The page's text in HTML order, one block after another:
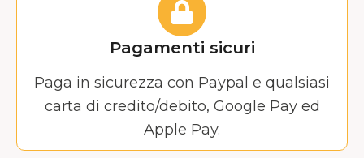
Pagamenti sicuri
Paga in sicurezza con Paypal e qualsiasi
carta di credito/debito, Google Pay ed
Apple Pay.